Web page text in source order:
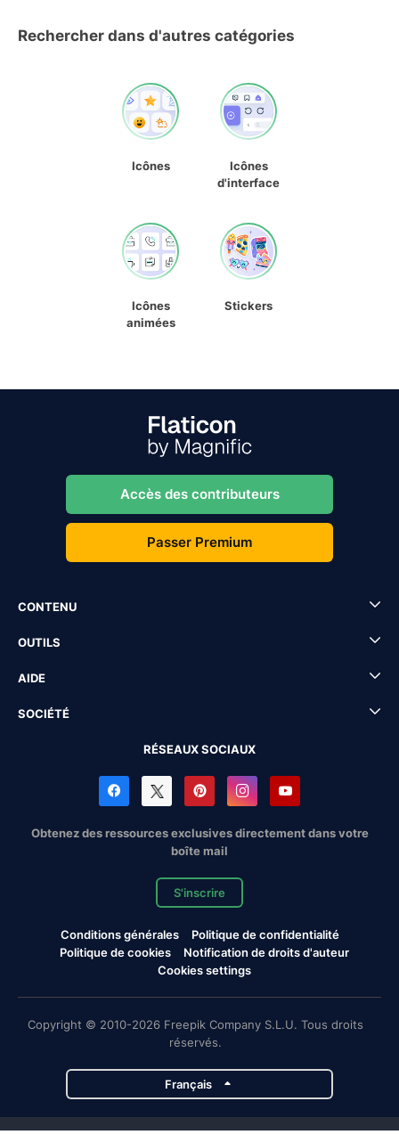
Rechercher dans d'autres catégories
Icônes
Icônes
d'interface
Icônes
animées
Stickers
Accès des contributeurs
Passer Premium
CONTENU
OUTILS
AIDE
SOCIÉTÉ
RÉSEAUX SOCIAUX
Obtenez des ressources exclusives directement dans votre
boîte mail
S'inscrire
Conditions générales
Politique de confidentialité
Politique de cookies
Notification de droits d'auteur
Cookies settings
Copyright © 2010-2026 Freepik Company S.L.U. Tous droits
réservés.
Français